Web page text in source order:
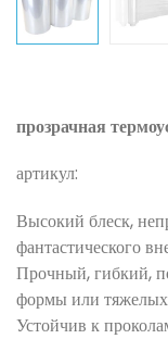
прозрачная
артикул:
Высокий блеск,
фантастического
Прочный, гибкий,
формы или тяжелых
Устойчив к